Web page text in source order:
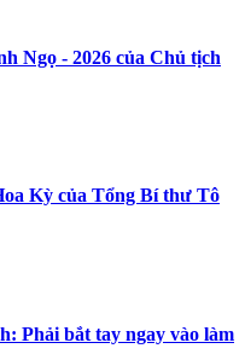
Ngọ - 2026 của Chủ tịch
Kỳ của Tổng Bí thư Tô
Phải bắt tay ngay vào làm